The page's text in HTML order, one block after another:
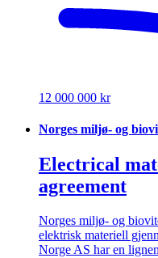
12 000 000 kr
Norges miljø- og
Electrical
agreement
Norges miljø- og
elektrisk materiell
Norge AS har en